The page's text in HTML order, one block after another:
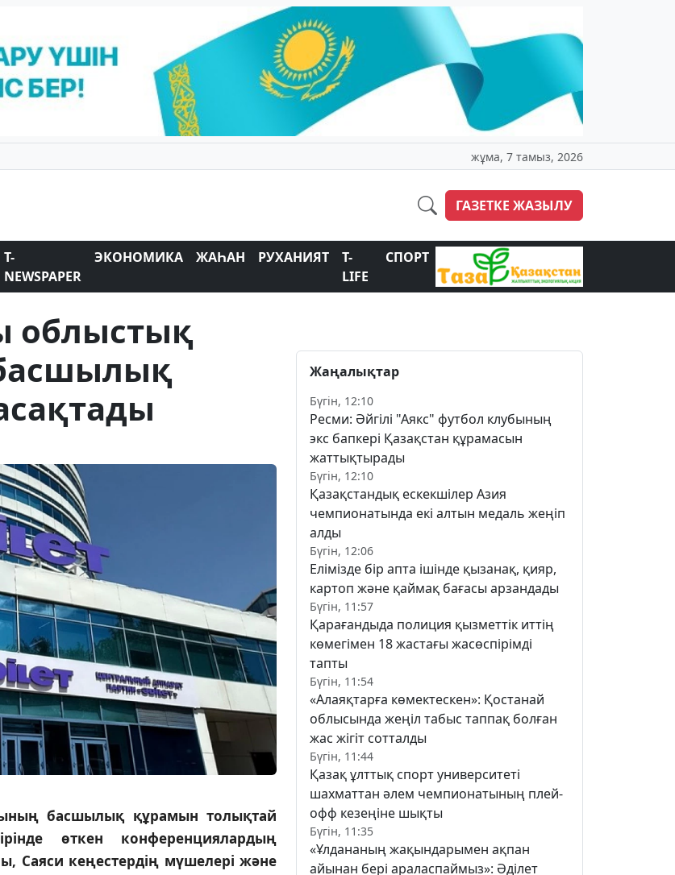
жұма, 7 тамыз, 2026
ГАЗЕТКЕ ЖАЗЫЛУ
T-
NEWSPAPER
ЭКОНОМИКА ЖАҺАН РУХАНИЯТ
T-
LIFE
СПОРТ
облыстық
басшылық құрамын толықтай
өткен конференциялардың
Саяси кеңестердің мүшелері және
Жаңалықтар
Бүгін, 12:10
Ресми: Әйгілі "Аякс" футбол клубының
экс бапкері Қазақстан құрамасын
жаттықтырады
Бүгін, 12:10
Қазақстандық ескекшілер Азия
чемпионатында екі алтын медаль жеңіп
алды
Бүгін, 12:06
Елімізде бір апта ішінде қызанақ, қияр,
картоп және қаймақ бағасы арзандады
Бүгін, 11:57
Қарағандыда полиция қызметтік иттің
көмегімен 18 жастағы жасөспірімді
тапты
Бүгін, 11:54
«Алаяқтарға көмектескен»: Қостанай
облысында жеңіл табыс таппақ болған
жас жігіт сотталды
Бүгін, 11:44
Қазақ ұлттық спорт университеті
шахматтан әлем чемпионатының плей-
офф кезеңіне шықты
Бүгін, 11:35
«Ұлдананың жақындарымен ақпан
айынан бері араласпаймыз»: Әділет